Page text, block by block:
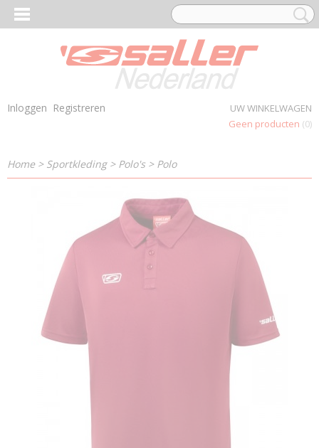
Inloggen Registreren
UW WINKELWAGEN
Geen producten (0)
Home> Sportkleding> Polo's > Polo